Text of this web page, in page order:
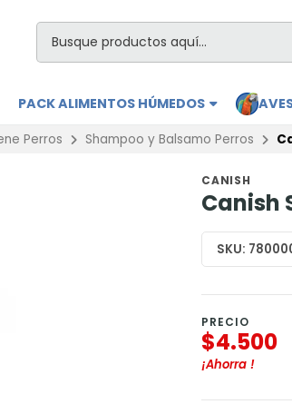
PACK ALIMENTOS HÚMEDOS
Perros Shampoo y Balsamo Perros
CANISH
Canish
SKU:
PRECIO
$4.500
¡Ahorra !